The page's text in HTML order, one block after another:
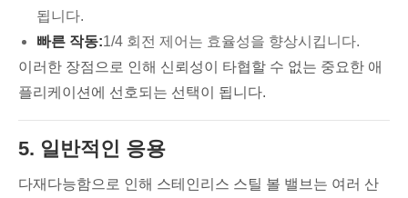
됩니다.
빠른 작동:1/4 회전 제어는 효율성을 향상시킵니다.
이러한 장점으로 인해 신뢰성이 타협할 수 없는 중요한 애
플리케이션에 선호되는 선택이 됩니다.
5. 일반적인 응용
다재다능함으로 인해 스테인리스 스틸 볼 밸브는 여러 산